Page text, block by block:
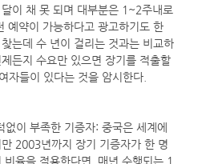
이 채 못 되며 대부분은 1~2주내로
예약이 가능하다고 광고하기도 한
는데 수 년이 걸리는 것과는 비교하
든지 수요만 있으면 장기를 적출할
자들이 있다는 것을 암시한다.
이 부족한 기증자: 중국은 세계에
2003년까지 장기 기증자가 한 명
율을 적용한다면, 매년 수행되는 1